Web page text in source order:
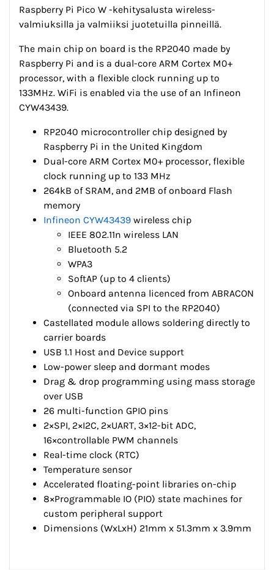
Raspberry Pi Pico W -kehitysalusta wireless-
valmiuksilla ja valmiiksi juotetuilla pinneillä.
The main chip on board is the RP2040 made by
Raspberry Pi and is a dual-core ARM Cortex M0+
processor, with a flexible clock running up to
133MHz. WiFi is enabled via the use of an Infineon
CYW43439.
RP2040 microcontroller chip designed by
Raspberry Pi in the United Kingdom
Dual-core ARM Cortex M0+ processor, flexible
clock running up to 133 MHz
264kB of SRAM, and 2MB of onboard Flash
memory
Infineon CYW43439 wireless chip
IEEE 802.11n wireless LAN
Bluetooth 5.2
WPA3
SoftAP (up to 4 clients)
Onboard antenna licenced from ABRACON
(connected via SPI to the RP2040)
Castellated module allows soldering directly to
carrier boards
USB 1.1 Host and Device support
Low-power sleep and dormant modes
Drag & drop programming using mass storage
over USB
26 multi-function GPIO pins
2×SPI, 2×I2C, 2×UART, 3×12-bit ADC,
16×controllable PWM channels
Real-time clock (RTC)
Temperature sensor
Accelerated floating-point libraries on-chip
8×Programmable IO (PIO) state machines for
custom peripheral support
Dimensions (WxLxH) 21mm x 51.3mm x 3.9mm